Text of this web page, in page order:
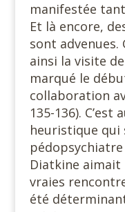
manifestée tant
Et là encore,
sont advenues.
ainsi la visite de
marqué le
collaboration
135-136). C’est
heuristique qui
pédopsychiatre
Diatkine aimait
vraies
été